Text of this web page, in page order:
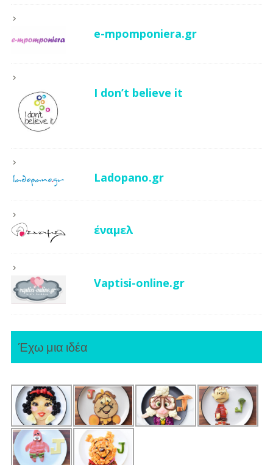
e-mpomponiera.gr
I don’t believe it
Ladopano.gr
έναμελ
Vaptisi-online.gr
Έχω μια ιδέα